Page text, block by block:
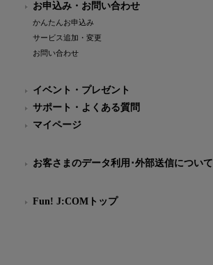
お申込み・お問い合わせ
かんたんお申込み
サービス追加・変更
お問い合わせ
イベント・プレゼント
サポート・よくある質問
マイページ
お客さまのデータ利用･外部送信について
Fun! J:COMトップ